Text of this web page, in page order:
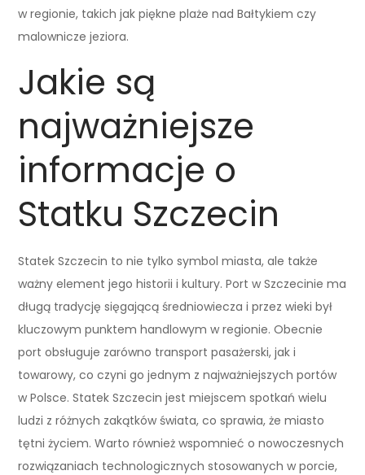
w regionie, takich jak piękne plaże nad Bałtykiem czy
malownicze jeziora.
Jakie są
najważniejsze
informacje o
Statku Szczecin
Statek Szczecin to nie tylko symbol miasta, ale także
ważny element jego historii i kultury. Port w Szczecinie ma
długą tradycję sięgającą średniowiecza i przez wieki był
kluczowym punktem handlowym w regionie. Obecnie
port obsługuje zarówno transport pasażerski, jak i
towarowy, co czyni go jednym z najważniejszych portów
w Polsce. Statek Szczecin jest miejscem spotkań wielu
ludzi z różnych zakątków świata, co sprawia, że miasto
tętni życiem. Warto również wspomnieć o nowoczesnych
rozwiązaniach technologicznych stosowanych w porcie,